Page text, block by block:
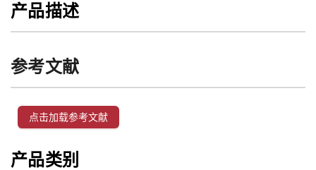
产品描述
参考文献
点击加载参考文献
产品类别